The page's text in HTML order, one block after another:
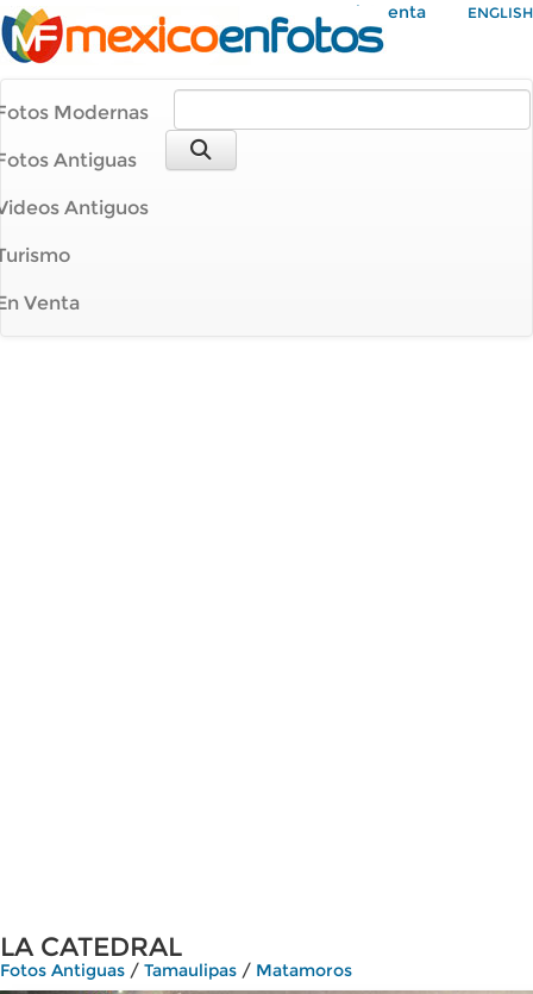
Mi Cuenta ENGLISH
Modernas
Antiguas
Antiguos
Venta
LA CATEDRAL
Fotos Antiguas / Tamaulipas / Matamoros